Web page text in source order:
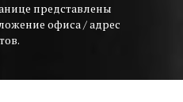
представлены
офиса / адрес